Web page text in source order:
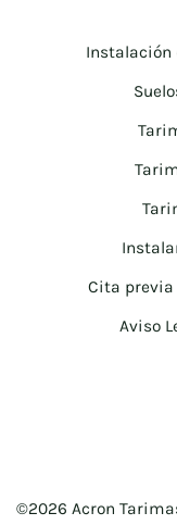
Cita previa
Aviso
©2026 Acron